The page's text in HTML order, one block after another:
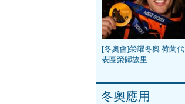
[冬奧會]榮耀冬奧 荷蘭代
表團榮歸故里
冬奧應用